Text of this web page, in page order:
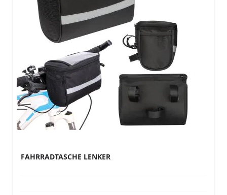
FAHRRADTASCHE LENKER